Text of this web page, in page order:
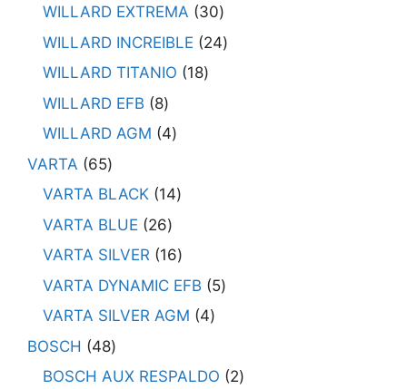
WILLARD EXTREMA
30
WILLARD INCREIBLE
24
WILLARD TITANIO
18
WILLARD EFB
8
WILLARD AGM
4
VARTA
65
VARTA BLACK 14
VARTA BLUE
26
VARTA SILVER 16
VARTA DYNAMIC EFB
5
VARTA SILVER AGM
4
BOSCH
48
BOSCH AUX RESPALDO
2